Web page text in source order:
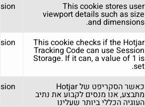
This cookie stores user
viewport details such as size
and dimensions.
This cookie checks if the Hotjar
Tracking Code can use Session
Storage. If it can, a value of 1 is
set.
כאשר הסקריפט של Hotjar
מתבצע, אנו מנסים לקבוע את נתיב
העוגיה הכללי ביותר שעלינו